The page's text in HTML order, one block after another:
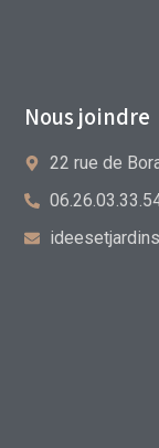
Nous joindre
22 rue de